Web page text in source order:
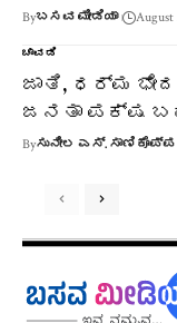
Byಬಸವ ಮೀಡಿಯಾ August
ಚಾವಡಿ
ಜಾತಿ, ಧರ್ಮ
ಜನತಾ ಪಕ್ಷ
Byಸುನೀಲ ಎಸ್. ಸಾಣಿಕೊಪ್ಪ